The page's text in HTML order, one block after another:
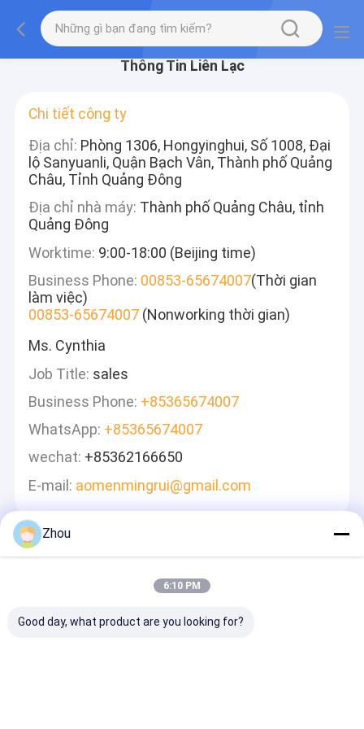
Thông Tin Liên Lạc
Chi tiết công ty
Địa chỉ: Phòng 1306, Hongyinghui, Số 1008, Đại
lộ Sanyuanli, Quận Bạch Vân, Thành phố Quảng
Châu, Tỉnh Quảng Đông
Địa chỉ nhà máy: Thành phố Quảng Châu, tỉnh
Quảng Đông
Worktime: 9:00-18:00 (Beijing time)
Business Phone: 00853-65674007(Thời gian
làm việc)
00853-65674007 (Nonworking thời gian)
Ms. Cynthia
Job Title: sales
Business Phone: ‪+85365674007
WhatsApp: +85365674007
wechat: ‪+85362166650‬
E-mail: aomenmingrui@gmail.com
Để Lại Lời Nhắn
Zhou
6:10 PM
Good day, what product are you looking for?